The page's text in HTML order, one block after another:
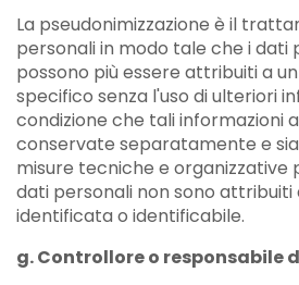
La pseudonimizzazione è il
personali in modo tale che i dati
possono più essere attribuiti a
specifico senza l'uso di ulteriori
condizione che tali informazioni
conservate separatamente e
misure tecniche e organizzative
dati personali non sono attribuiti
identificata o identificabile.
g. Controllore o